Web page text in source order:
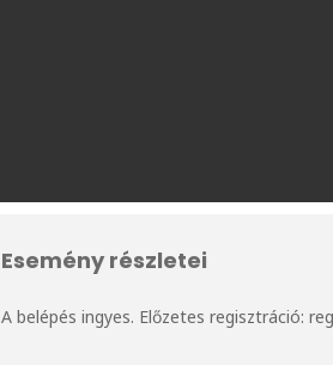
Esemény részletei
A belépés ingyes. Előzetes regisztráció: